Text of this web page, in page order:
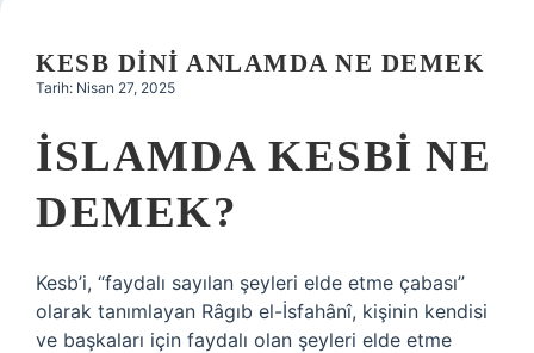
KESB DINI ANLAMDA NE DEMEK
Tarih: Nisan 27, 2025
İSLAMDA KESBI NE
DEMEK?
Kesb’i, “faydalı sayılan şeyleri elde etme çabası”
olarak tanımlayan Râgıb el-İsfahânî, kişinin kendisi
ve başkaları için faydalı olan şeyleri elde etme